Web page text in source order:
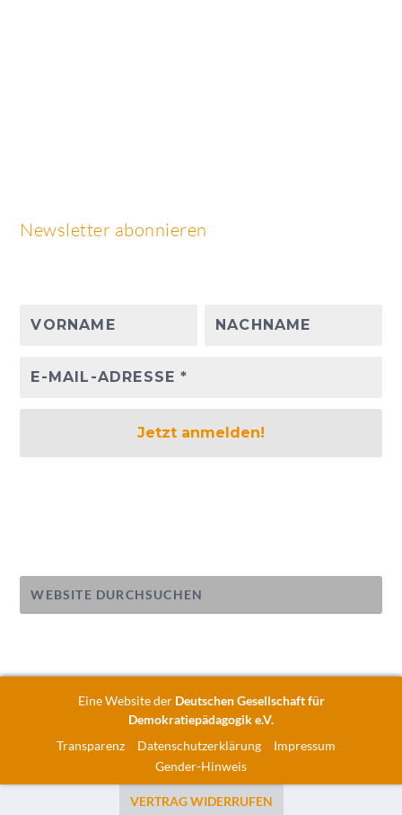
Newsletter abonnieren
Eine Website der Deutschen Gesellschaft für
Demokratiepädagogik e.V.
Transparenz
Datenschutzerklärung
Impressum
Gender-Hinweis
VERTRAG WIDERRUFEN